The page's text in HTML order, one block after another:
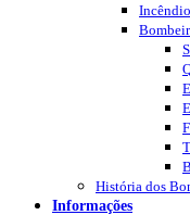
História dos
Informações